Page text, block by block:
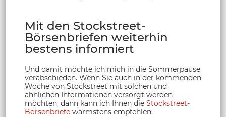
Mit den Stockstreet-
Börsenbriefen weiterhin
bestens informiert
Und damit möchte ich mich in die Sommerpause
verabschieden. Wenn Sie auch in der kommenden
Woche von Stockstreet mit solchen und
ähnlichen Informationen versorgt werden
möchten, dann kann ich Ihnen die Stockstreet-
Börsenbriefe wärmstens empfehlen.